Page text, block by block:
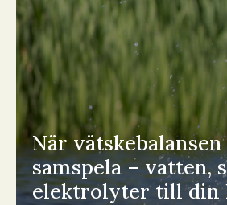
När vätskebalansen
samspela – vatten,
elektrolyter till din